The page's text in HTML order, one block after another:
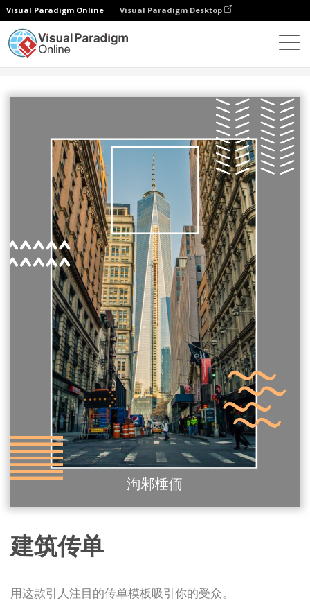
Visual Paradigm Online Visual Paradigm Desktop
建筑传单
用这款引人注目的传单模板吸引你的受众。